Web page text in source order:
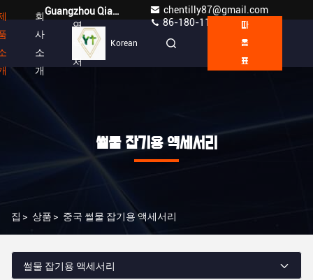
Guangzhou Qianyuan Construction Machinery Co,.LTD
chentilly87@gmail.com
86-180-1189-7808
회
사
소
개
연
락
처
Korean
따
옴
표
썰물 잡기용 액세서리
집 > 상품 > 중국 썰물 잡기용 액세서리
썰물 잡기용 액세서리